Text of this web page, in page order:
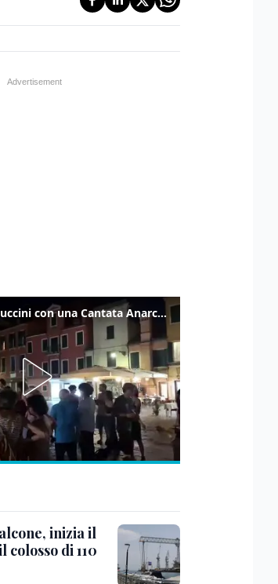
Venezia omaggia Guccini con una Cantata Anarchica in campo Santa Margherita
inizia il
di 110